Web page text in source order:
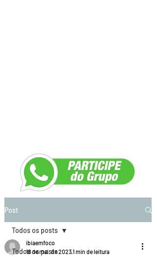
Post
Todos os posts
Todos os posts
ibiaemfoco
18 de mai. de 20231 min de leitura